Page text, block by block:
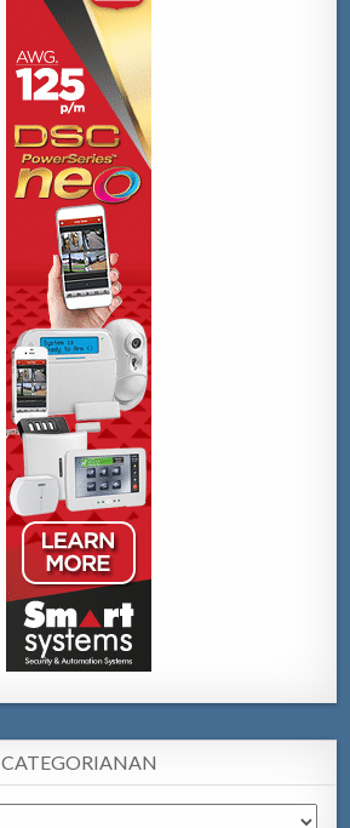
CATEGORIANAN